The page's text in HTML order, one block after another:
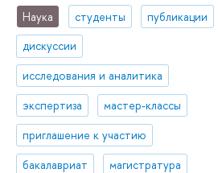
Наука студенты
публикации
дискуссии
исследования и аналитика
экспертиза
мастер-классы
приглашение к участию
бакалавриат
магистратура